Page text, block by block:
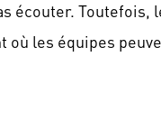
écouter. Toutefois,
les équipes